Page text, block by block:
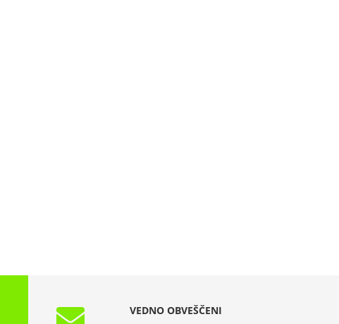
VEDNO OBVEŠČENI